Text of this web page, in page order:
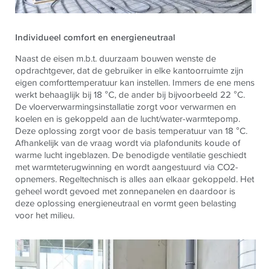
Individueel comfort en energieneutraal
Naast de eisen m.b.t. duurzaam bouwen wenste de
opdrachtgever, dat de gebruiker in elke kantoorruimte zijn
eigen comforttemperatuur kan instellen. Immers de ene mens
werkt behaaglijk bij 18 °C, de ander bij bijvoorbeeld 22 °C.
De vloerverwarmingsinstallatie zorgt voor verwarmen en
koelen en is gekoppeld aan de lucht/water-warmtepomp.
Deze oplossing zorgt voor de basis temperatuur van 18 °C.
Afhankelijk van de vraag wordt via plafondunits koude of
warme lucht ingeblazen. De benodigde ventilatie geschiedt
met warmteterugwinning en wordt aangestuurd via CO2-
opnemers. Regeltechnisch is alles aan elkaar gekoppeld. Het
geheel wordt gevoed met zonnepanelen en daardoor is
deze oplossing energieneutraal en vormt geen belasting
voor het milieu.